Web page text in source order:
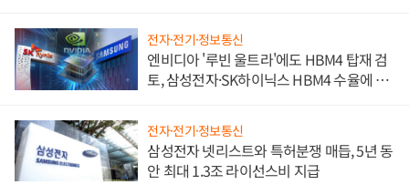
전자·전기·정보통신
엔비디아 '루빈 울트라'에도 HBM4 탑재 검
토, 삼성전자·SK하이닉스 HBM4 수율에 주
전자·전기·정보통신
삼성전자 넷리스트와 특허분쟁 매듭, 5년 동
안 최대 1.3조 라이선스비 지급